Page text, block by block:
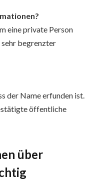
eine private Person
begrenzter
der Name erfunden ist.
öffentliche
über